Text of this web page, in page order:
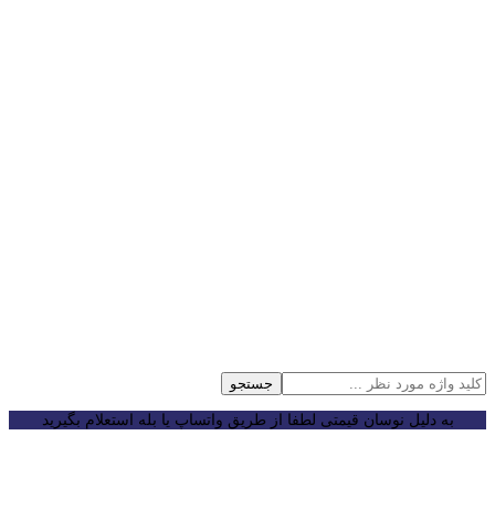
جستجو
به دلیل نوسان قیمتی لطفا از طریق واتساپ یا بله استعلام بگیرید